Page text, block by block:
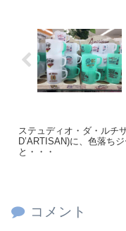
ステュディオ・ダ・ルチ
D’ARTISAN)に、色落ち
と・・・
コメント